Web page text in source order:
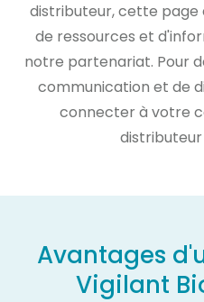
distributeur, cette
de ressources et
notre partenariat. Pour
communication et de
connecter à votre
Avantages
Vigilant